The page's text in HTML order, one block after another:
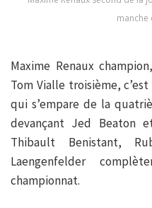
manche
Maxime Renaux
Tom Vialle troisième,
qui s’empare de la
devançant Jed Beaton
Thibault Benistant,
Laengenfelder
championnat.